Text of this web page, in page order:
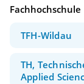
Fachhochschule
TFH-Wildau
TH,
Applied